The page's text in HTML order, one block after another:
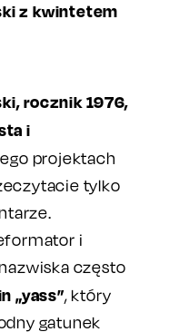
z kwintetem
rocznik 1976,
i
projektach
tylko
i
często
„yass”, który
gatunek